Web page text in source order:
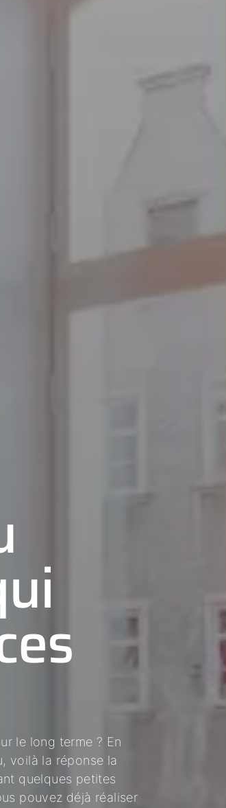
le long terme ? En
voilà la réponse la
quelques petites
pouvez déjà réaliser